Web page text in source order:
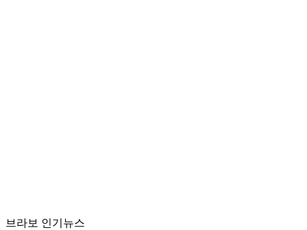
브라보 인기뉴스